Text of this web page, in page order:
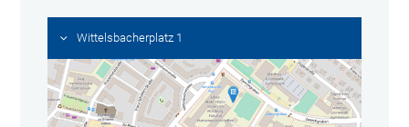
Wittelsbacherplatz 1